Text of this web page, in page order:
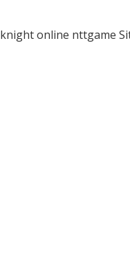
knight online nttgame